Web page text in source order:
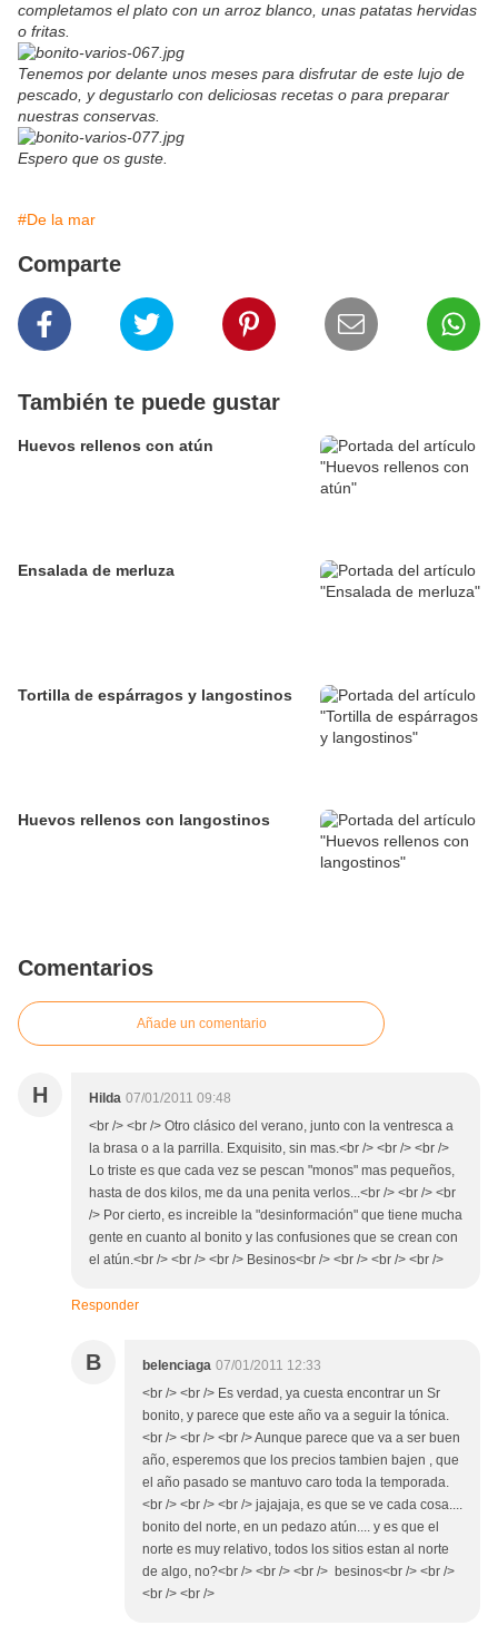
completamos el plato con un arroz blanco, unas patatas hervidas
o fritas.
Tenemos por delante unos meses para disfrutar de este lujo de
pescado, y degustarlo con deliciosas recetas o para preparar
nuestras conservas.
Espero que os guste.
#De la mar
Comparte
También te puede gustar
Huevos rellenos con atún
Ensalada de merluza
Tortilla de espárragos y langostinos
Huevos rellenos con langostinos
Comentarios
Añade un comentario
H Hilda 07/01/2011 09:48
<br /> <br /> Otro clásico del verano, junto con la ventresca a
la brasa o a la parrilla. Exquisito, sin mas.<br /> <br /> <br />
Lo triste es que cada vez se pescan "monos" mas pequeños,
hasta de dos kilos, me da una penita verlos...<br /> <br /> <br
/> Por cierto, es increible la "desinformación" que tiene mucha
gente en cuanto al bonito y las confusiones que se crean con
el atún.<br /> <br /> <br /> Besinos<br /> <br /> <br /> <br />
Responder
B belenciaga 07/01/2011 12:33
<br /> <br /> Es verdad, ya cuesta encontrar un Sr
bonito, y parece que este año va a seguir la tónica.
<br /> <br /> <br /> Aunque parece que va a ser buen
año, esperemos que los precios tambien bajen , que
el año pasado se mantuvo caro toda la temporada.
<br /> <br /> <br /> jajajaja, es que se ve cada cosa....
bonito del norte, en un pedazo atún.... y es que el
norte es muy relativo, todos los sitios estan al norte
de algo, no?<br /> <br /> <br /> besinos<br /> <br />
<br /> <br />